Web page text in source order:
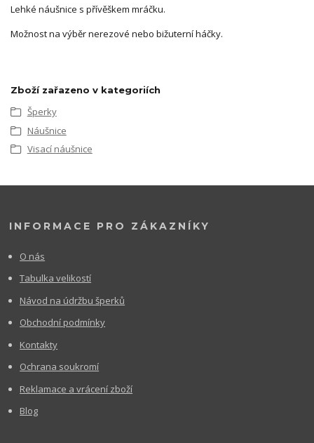
Lehké náušnice s přívěškem mráčku.
Možnost na výběr nerezové nebo bižuterní háčky.
Zboží zařazeno v kategoriích
Šperky
Náušnice
Visací náušnice
INFORMACE PRO ZÁKAZNÍKY
O nás
Tabulka velikostí
Návod na údržbu šperků
Obchodní podmínky
Kontakty
Ochrana soukromí
Reklamace a vrácení zboží
Blog